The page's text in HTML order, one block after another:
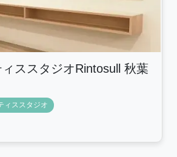
ススタジオRintosull 秋葉
ィススタジオ